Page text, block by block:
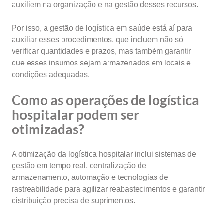
auxiliem na organização e na gestão desses recursos.
Por isso, a gestão de logística em saúde está aí para
auxiliar esses procedimentos, que incluem não só
verificar quantidades e prazos, mas também garantir
que esses insumos sejam armazenados em locais e
condições adequadas.
Como as operações de logística
hospitalar podem ser
otimizadas?
A otimização da logística hospitalar inclui sistemas de
gestão em tempo real, centralização de
armazenamento, automação e tecnologias de
rastreabilidade para agilizar reabastecimentos e garantir
distribuição precisa de suprimentos.